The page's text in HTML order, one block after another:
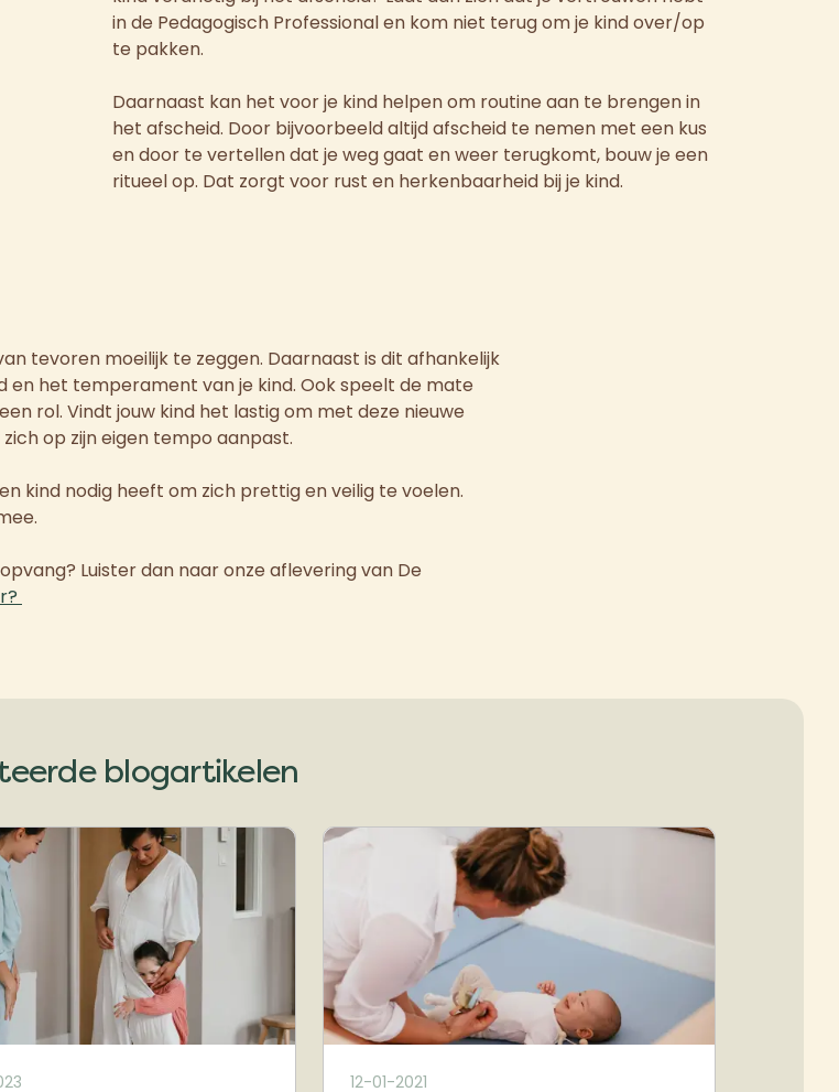
in de Pedagogisch Professional en kom niet terug om je kind over/op
te pakken.
Daarnaast kan het voor je kind helpen om routine aan te brengen in
het afscheid. Door bijvoorbeeld altijd afscheid te nemen met een kus
en door te vertellen dat je weg gaat en weer terugkomt, bouw je een
ritueel op. Dat zorgt voor rust en herkenbaarheid bij je kind.
tevoren moeilijk te zeggen. Daarnaast is dit afhankelijk
het temperament van je kind. Ook speelt de mate
rol. Vindt jouw kind het lastig om met deze nieuwe
op zijn eigen tempo aanpast.
kind nodig heeft om zich prettig en veilig te voelen.
Luister dan naar onze aflevering van De
blogartikelen
12-01-2021